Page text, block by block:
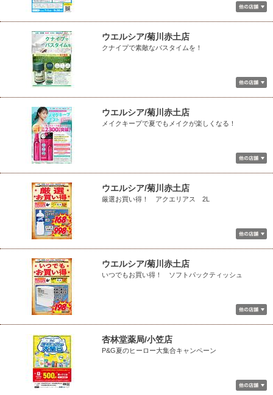
ウエルシア/菊川赤土店
クナイプで素敵なバスタイムを！
ウエルシア/菊川赤土店
メイクキープで夏でもメイクが楽しくなる！
ウエルシア/菊川赤土店
厳選お買い得！ アクエリアス 2L
ウエルシア/菊川赤土店
いつでもお買い得！ ソフトパックティッシュ
杏林堂薬局/小笠店
P&G夏のヒーロー大集合キャンペーン